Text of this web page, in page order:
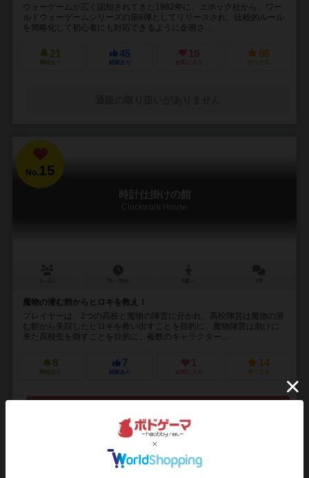
ウォーゲームが広く認知されてきた1982年に、エポック社から、ワー
ルドウォーゲームシリーズの第8弾としてリリースされ、比較的ルール
を簡略化して初心者にも対応できるように企画さ...
21
興味あり
45
経験あり
19
お気に入り
66
持ってる
No.15
時計仕掛けの館
Clockwork House
魔物の潜む館からヒロキを救え！
プレイヤーは、2つの高校と魔物の陣営に分かれ、高校陣営は魔物の潜
む館から失踪したヒロキを救い出すことを目的に、魔物陣営は助けに
来た高校生を倒すことを目的に、複数のキャラクター...
8
興味あり
7
経験あり
1
お気に入り
14
持ってる